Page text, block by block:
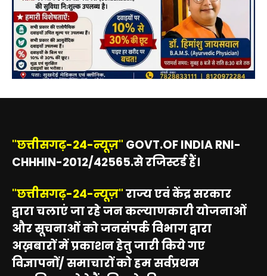
"छत्तीसगढ़-24-न्यूज़" GOVT.OF INDIA RNI-
CHHHIN-2012/42565.से रजिस्टर्ड हैं।
"छत्तीसगढ़-24-न्यूज़"राज्य एवं केंद्र सरकार
द्वारा चलाएं जा रहे जन कल्याणकारी योजनाओं
और सूचनाओं को जनसंपर्क विभाग द्वारा
अख़बारों में प्रकाशन हेतु जारी किये गए
विज्ञापनों/ समाचारों को हम सर्वप्रथम